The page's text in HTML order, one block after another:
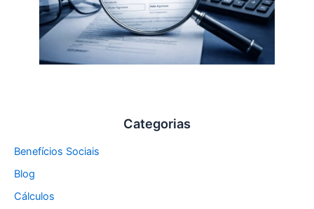
Categorias
Benefícios Sociais
Blog
Cálculos